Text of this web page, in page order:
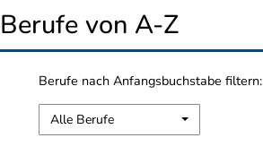
Berufe von A-Z
Berufe nach Anfangsbuchstabe filtern:
Alle Berufe